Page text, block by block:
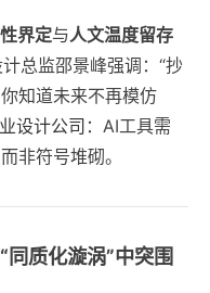
界定与人文温度留存
总监邵景峰强调：“抄
知道未来不再模仿
设计公司 ：AI工具需
非符号堆砌。
同质化漩涡”中突围